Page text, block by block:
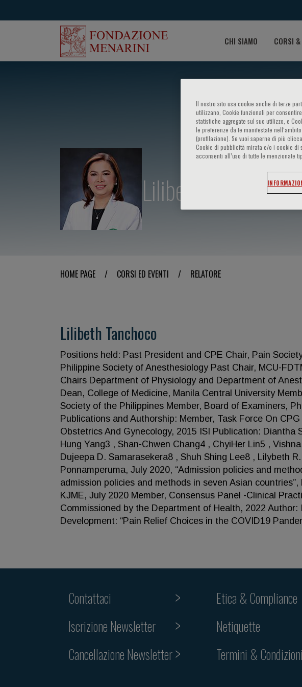
CHI SIAMO CORSI &
Lilibeth Tanchoco
HOME PAGE / CORSI ED EVENTI / RELATORE
Lilibeth Tanchoco
Positions held: Past President and CPE Chair, Pain
Philippine Society of Anesthesiology Past Chair, MCU-
Chairs Department of Physiology and Department of
Dean, College of Medicine, Manila Central University
Society of the Philippines Member, Board of Examiners,
Publications and Authorship: Member, Task Force On
Obstetrics And Gynecology, 2015 ISI Publication: Diantha
Hung Yang3 , Shan-Chwen Chang4 , ChyiHer Lin5 ,
Dujeepa D. Samarasekera8 , Shuh Shing Lee8 , Lilybeth
Ponnamperuma, July 2020, “Admission policies and
admission policies and methods in seven Asian
KJME, July 2020 Member, Consensus Panel -Clinical
Commissioned by the Department of Health, 2022
Development: “Pain Relief Choices in the COVID19
Contattaci
Iscrizione Newsletter
Cancellazione Newsletter
Etica & Compliance
Netiquette
Termini & Condizioni
Il nostro sito usa cookie anche di terze
utilizzano, Cookie funzionali per
statistiche aggregate sul suo utilizzo, e
le preferenze da te manifestate
(profilazione). Se vuoi saperne di più
Cookie di pubblicità mirata e/o i cookie di
acconsenti all’uso di tutte le menzionate